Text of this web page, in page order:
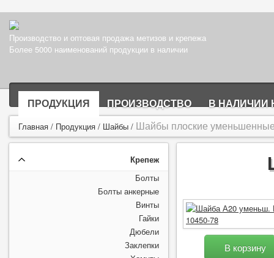
Производство и оптовая продажа метизов и крепежа
Более 5000 наименований продукции в наличии
ПРОДУКЦИЯ ПРОИЗВОДСТВО В НАЛИЧИИ
Главная / Продукция / Шайбы / Шайбы плоские
Крепеж
Болты
Болты анкерные
Винты
Гайки
Дюбели
Заклепки
В корзину